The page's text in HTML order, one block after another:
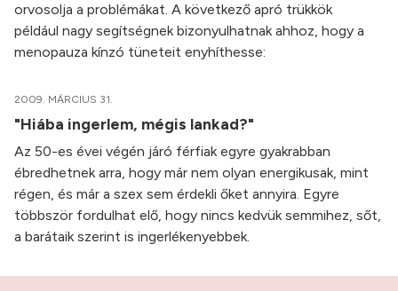
orvosolja a problémákat. A következő apró trükkök
például nagy segítségnek bizonyulhatnak ahhoz, hogy a
menopauza kínzó tüneteit enyhíthesse:
2009. MÁRCIUS 31.
"Hiába ingerlem, mégis lankad?"
Az 50-es évei végén járó férfiak egyre gyakrabban
ébredhetnek arra, hogy már nem olyan energikusak, mint
régen, és már a szex sem érdekli őket annyira. Egyre
többször fordulhat elő, hogy nincs kedvük semmihez, sőt,
a barátaik szerint is ingerlékenyebbek.